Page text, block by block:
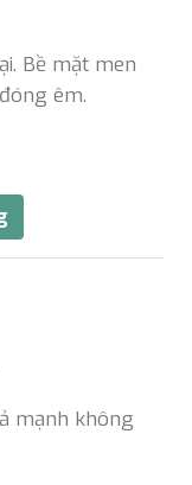
Bề mặt men
êm.
mạnh không